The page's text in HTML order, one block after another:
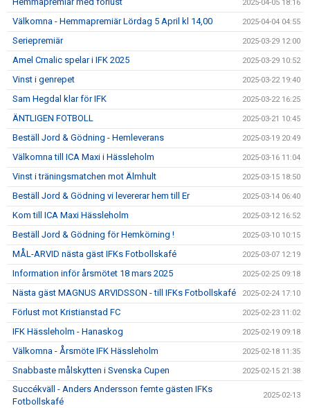
2025-04-05 18:16
Välkomna - Hemmapremiär Lördag 5 April kl 14,00 2025-04-04 04:55
Seriepremiär 2025-03-29 12:00
Amel Crnalic spelar i IFK 2025 2025-03-29 10:52
Vinst i genrepet 2025-03-22 19:40
Sam Hegdal klar för IFK 2025-03-22 16:25
ÄNTLIGEN FOTBOLL 2025-03-21 10:45
Beställ Jord & Gödning - Hemleverans 2025-03-19 20:49
Välkomna till ICA Maxi i Hässleholm 2025-03-16 11:04
Vinst i träningsmatchen mot Älmhult 2025-03-15 18:50
Beställ Jord & Gödning vi levererar hem till Er 2025-03-14 06:40
Kom till ICA Maxi Hässleholm 2025-03-12 16:52
Beställ Jord & Gödning för Hemkörning ! 2025-03-10 10:15
MÅL-ARVID nästa gäst IFKs Fotbollskafé 2025-03-07 12:19
Information inför årsmötet 18 mars 2025 2025-02-25 09:18
Nästa gäst MAGNUS ARVIDSSON - till IFKs Fotbollskafé 2025-02-24 17:10
Förlust mot Kristianstad FC 2025-02-23 11:02
IFK Hässleholm - Hanaskog 2025-02-19 09:18
Välkomna - Årsmöte IFK Hässleholm 2025-02-18 11:35
Snabbaste målskytten i Svenska Cupen 2025-02-15 21:38
Succékväll - Anders Andersson femte gästen IFKs
Fotbollskafé
2025-02-13